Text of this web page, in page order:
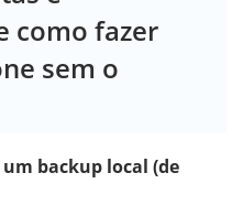
como fazer
sem o
backup local (de